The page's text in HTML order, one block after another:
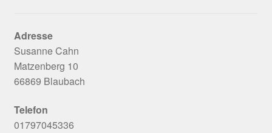
Adresse
Susanne Cahn
Matzenberg 10
66869 Blaubach
Telefon
01797045336